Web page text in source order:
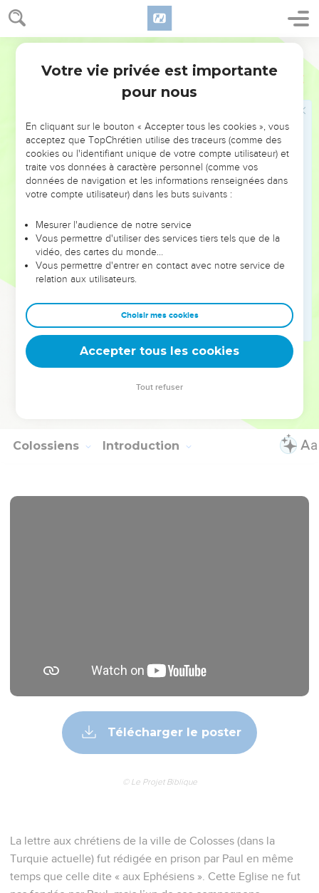
Philippiens 4
beginning of the Good News, when I departed from
Macedonia, no assembly shared with me in the matter of
giving and receiving but you only.
For even in Thessalonica you sent once and again to my
increases to your account.
But I have all things, and abound. I am filled, having
received from Epaphroditus the things that came from you, a
sweet-smelling fragrance, an acceptable and well-pleasing
sacrifice to God.
My God will supply every need of yours according to his
riches in glory in Christ Jesus.
Now to our God and Father be the glory forever and ever!
Amen.
Salutations finales
Greet every saint in Christ Jesus. The brothers who are
with me greet you.
The grace of the Lord Jesus Christ be with you all. Amen.
Colossiens Introduction
Télécharger le poster
© Le Projet Biblique
La lettre aux chrétiens de la ville de Colosses (dans la
Turquie actuelle) fut rédigée en prison par Paul en même
temps que celle dite « aux Ephésiens ». Cette Eglise ne fut
Votre vie privée est importante
pour nous
En cliquant sur le bouton « Accepter tous les cookies », vous
acceptez que TopChrétien utilise des traceurs (comme des
cookies ou l'identifiant unique de votre compte utilisateur) et
traite vos données à caractère personnel (comme vos
données de navigation et les informations renseignées dans
votre compte utilisateur) dans les buts suivants :
Mesurer l'audience de notre service
Vous permettre d'utiliser des services tiers tels que de la
vidéo, des cartes du monde…
Vous permettre d'entrer en contact avec notre service de
relation aux utilisateurs.
Choisir mes cookies
Accepter tous les cookies
Tout refuser